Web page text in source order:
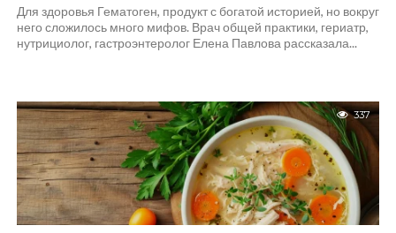
Для здоровья Гематоген, продукт с богатой историей, но вокруг
него сложилось много мифов. Врач общей практики, гериатр,
нутрициолог, гастроэнтеролог Елена Павлова рассказала...
337